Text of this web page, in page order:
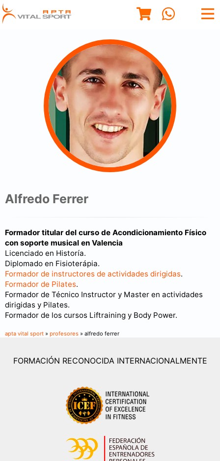
Alfredo Ferrer
Formador titular del curso de Acondicionamiento Físico
con soporte musical en Valencia
Licenciado en Historía.
Diplomado en Fisioterápia.
Formador de instructores de actividades dirigidas.
Formador de Pilates.
Formador de Técnico Instructor y Master en actividades
dirigidas y Pilates.
Formador de los cursos Liftraining y Body Power.
apta vital sport » profesores » alfredo ferrer
FORMACIÓN RECONOCIDA INTERNACIONALMENTE